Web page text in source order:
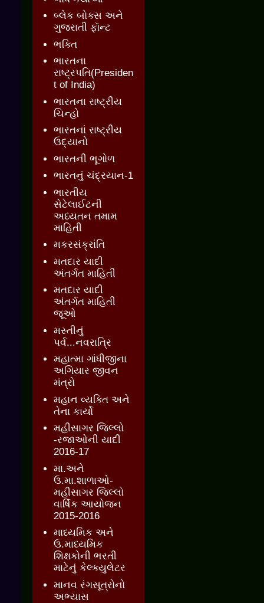
બ્લેક બોક્સ અને
ગુજરાતી ફૉન્ટ
ભક્તિ
ભારતના
રાષ્ટ્રપતિ(Presiden
t of India)
ભારતના રાષ્ટ્રીય
ચિન્હો
ભારતનાં રાષ્ટ્રીય
ઉદ્યાનો
ભારતની ભૂગોળ
ભારતનું ચંદ્રયાન-1
ભારતીય
સેટેલાઈટની
અધ્યતન તમામ
માહિતી
મકરસંક્રાંતિ
મતદાર યાદી
અંતર્ગત માહિતી
મતદાર યાદી
અંતર્ગત માહિતી
જૂઓ
મસ્તીનું
પર્વ...નવરાત્રિ
મહાત્મા ગાંધીજીના
અગિયાર જીવન
મંત્રો
મહાન વ્યક્તિ અને
તેના કાર્યો
મહીસાગર જિલ્લો
-રજાઓની યાદી
2016-17
મા.અને
ઉ.મા.શાળાઓ-
મહીસાગર જિલ્લો
વાર્ષિક આયોજન
2015-2016
માધ્યમિક અને
ઉ.માધ્યમિક
શિક્ષકોની ભરતી
માટેનું કેલ્ક્યુલેટર
માનવ રંગસૂત્રોનો
અભ્યાસ